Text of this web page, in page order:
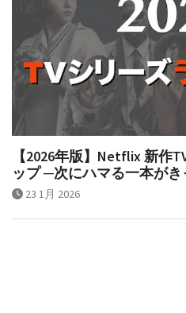
【2026年版】Netflix 新作
ップ ─次にハマる一本が
23 1月 2026